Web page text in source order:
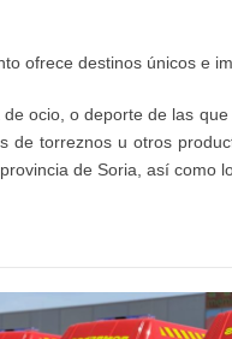
ofrece destinos únicos e
ocio, o deporte de las
de torreznos u otros
de Soria, así como